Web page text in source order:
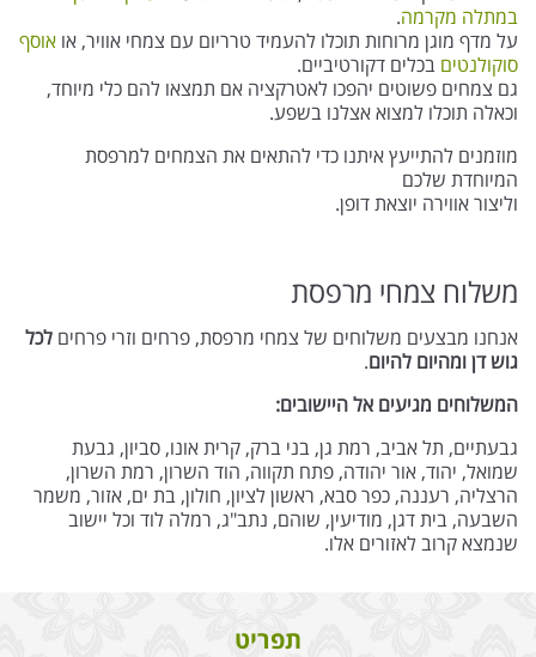
במתלה מקרמה.
על מדף מוגן מרוחות תוכלו להעמיד טרריום עם צמחי אוויר, או אוסף
סוקולנטים בכלים דקורטיביים.
גם צמחים פשוטים יהפכו לאטרקציה אם תמצאו להם כלי מיוחד,
וכאלה תוכלו למצוא אצלנו בשפע.
מוזמנים להתייעץ איתנו כדי להתאים את הצמחים למרפסת
המיוחדת שלכם
וליצור אווירה יוצאת דופן.
משלוח צמחי מרפסת
אנחנו מבצעים משלוחים של צמחי מרפסת, פרחים וזרי פרחים לכל
גוש דן ומהיום להיום.
המשלוחים מגיעים אל היישובים:
גבעתיים, תל אביב, רמת גן, בני ברק, קרית אונו, סביון, גבעת
שמואל, יהוד, אור יהודה, פתח תקווה, הוד השרון, רמת השרון,
הרצליה, רעננה, כפר סבא, ראשון לציון, חולון, בת ים, אזור, משמר
השבעה, בית דגן, מודיעין, שוהם, נתב"ג, רמלה לוד וכל יישוב
שנמצא קרוב לאזורים אלו.
תפריט